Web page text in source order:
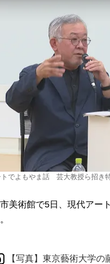
トでよもやま話 芸大教授ら招き
美術館で5日、現代アー
【写真】東京藝術大学の